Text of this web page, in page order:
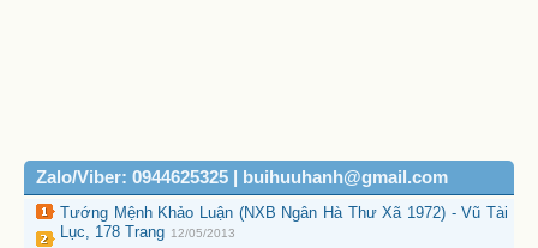
Zalo/Viber: 0944625325 | buihuuhanh@gmail.com
Tướng Mệnh Khảo Luận (NXB Ngân Hà Thư Xã 1972) - Vũ Tài
Lục, 178 Trang 12/05/2013